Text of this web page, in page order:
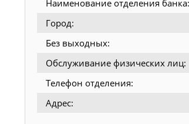
Наименование отделения банка:
Город:
Без выходных:
Обслуживание физических лиц:
Телефон отделения:
Адрес: